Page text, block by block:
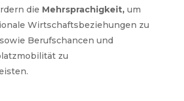
die Mehrsprachigkeit,um
Wirtschaftsbeziehungen zu
Berufschancen und
zu